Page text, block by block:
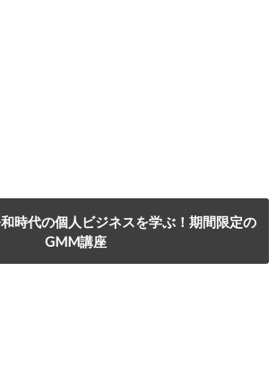
時代の個人ビジネスを学ぶ！期間限定の
GMM講座